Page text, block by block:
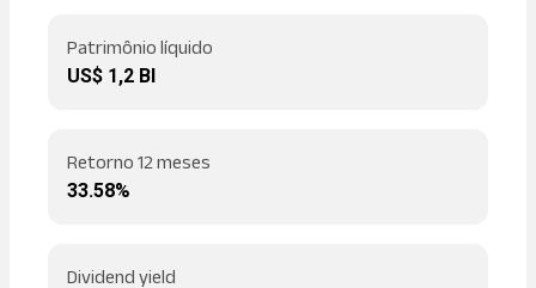
Patrimônio líquido
US$ 1,2 BI
Retorno 12 meses
33.58%
Dividend yield